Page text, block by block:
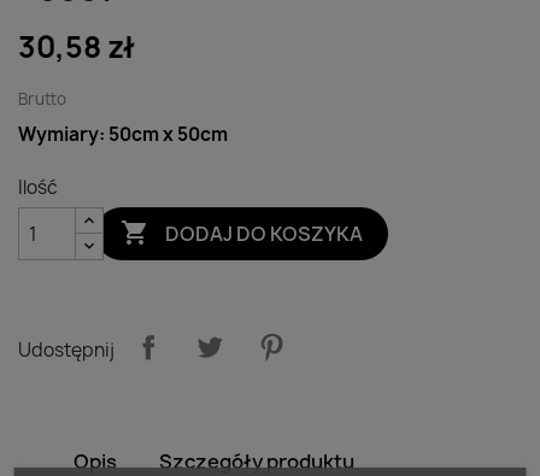
30,58 zł
Brutto
Wymiary: 50cm x 50cm
Ilość
 DODAJ DO KOSZYKA
Udostępnij
Opis Szczegóły produktu